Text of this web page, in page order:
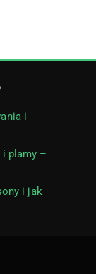
i
plamy –
i jak